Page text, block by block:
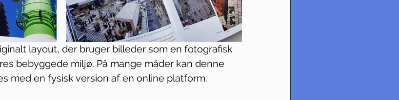
layout, der bruger billeder som en fotografisk
bebyggede miljø. På mange måder kan denne
med en fysisk version af en online platform.